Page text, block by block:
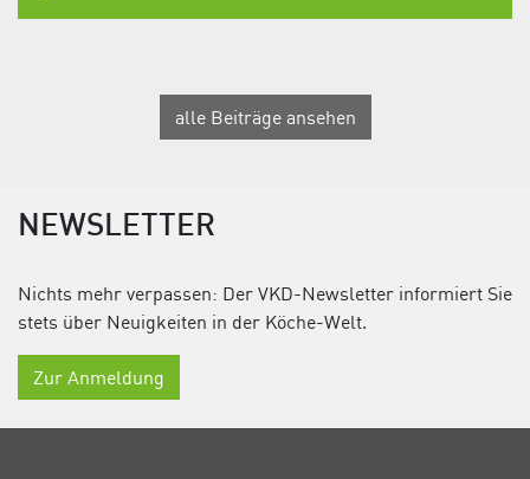
alle Beiträge ansehen
NEWSLETTER
Nichts mehr verpassen: Der VKD-Newsletter informiert Sie
stets über Neuigkeiten in der Köche-Welt.
Zur Anmeldung